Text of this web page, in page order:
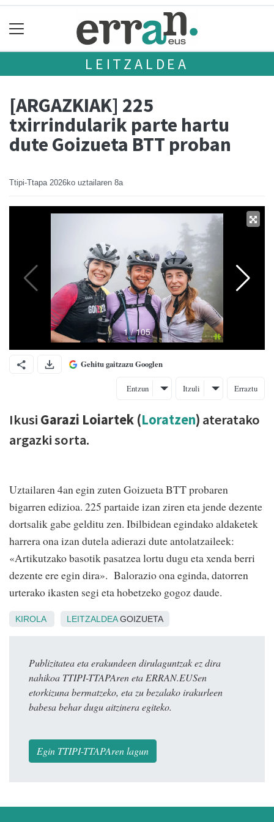
LEITZALDEA
[ARGAZKIAK] 225
txirrindularik parte hartu
dute Goizueta BTT proban
Ttipi-Ttapa 2026ko uztailaren 8a
Gehitu gaitzazu Googlen
Entzun Itzuli Erraztu
Ikusi Garazi Loiartek (Loratzen) ateratako
argazki sorta.
Uztailaren 4an egin zuten Goizueta BTT probaren
bigarren edizioa. 225 partaide izan ziren eta jende dezente
dortsalik gabe gelditu zen. Ibilbidean egindako aldaketek
harrera ona izan dutela adierazi dute antolatzaileek:
«Artikutzako basotik pasatzea lortu dugu eta xenda berri
dezente ere egin dira». Balorazio ona eginda, datorren
urterako ikasten segi eta hobetzeko gogoz daude.
KIROLA LEITZALDEAGOIZUETA
Publizitatea eta erakundeen dirulaguntzak ez dira
nahikoa TTIPI-TTAPAren eta ERRAN.EUSen
etorkizuna bermatzeko, eta zu bezalako irakurleen
babesa behar dugu aitzinera egiteko.
Egin TTIPI-TTAPAren lagun